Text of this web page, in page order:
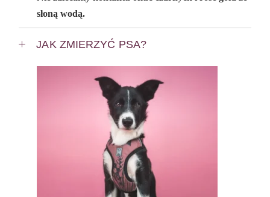
słoną wodą.
JAK ZMIERZYĆ PSA?